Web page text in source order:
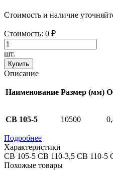
Стоимость и наличие
Стоимость: 0 ₽
шт.
Купить
Описание
Наименование Размер (мм)
СВ 105-5 10500
Подробнее
Характеристики
СВ 105-5 СВ 110-3,5 СВ 110-5
Похожые товары